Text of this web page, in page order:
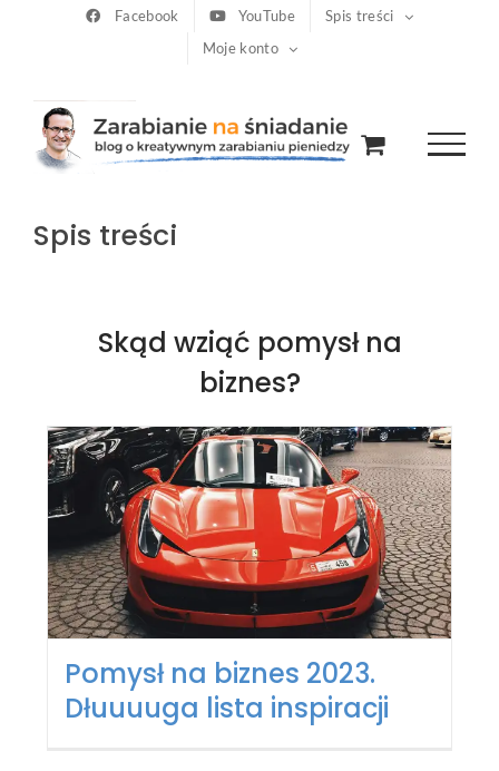
Facebook YouTube
Spis treści
Moje konto
Spis treści
Skąd wziąć pomysł na
biznes?
Pomysł na biznes 2023.
Dłuuuuga lista inspiracji